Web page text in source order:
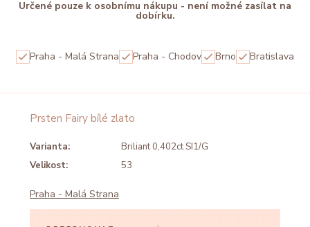
Určené pouze k osobnímu nákupu - není možné zasílat na
dobírku.
Praha - Malá Strana Praha - Chodov Brno Bratislava
Prsten Fairy bílé zlato
Varianta:
Briliant 0,402ct SI1/G
Velikost:
53
Praha - Malá Strana